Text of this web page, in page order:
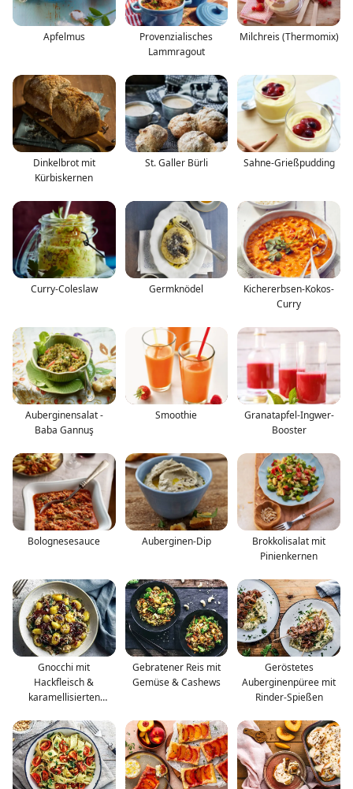
Apfelmus
Provenzialisches
Lammragout
Milchreis (Thermomix)
Dinkelbrot mit
Kürbiskernen
St. Galler Bürli Sahne-Grießpudding
Curry-Coleslaw Germknödel
Kichererbsen-Kokos-
Curry
Auberginensalat -
Baba Gannuş
Smoothie
Granatapfel-Ingwer-
Booster
Bolognesesauce Auberginen-Dip
Brokkolisalat mit
Pinienkernen
Gnocchi mit
Hackfleisch &
karamellisierten
Gebratener Reis mit
Gemüse & Cashews
Geröstetes
Auberginenpüree mit
Rinder-Spießen